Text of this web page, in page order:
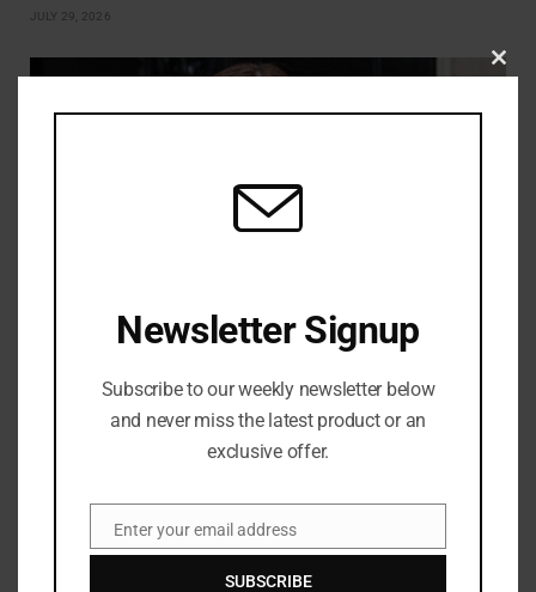
JULY 29, 2026
LEAVE A REPLY
Newsletter Signup
Subscribe to our weekly newsletter below
and never miss the latest product or an
exclusive offer.
EmailEnter your email address
SUBSCRIBE